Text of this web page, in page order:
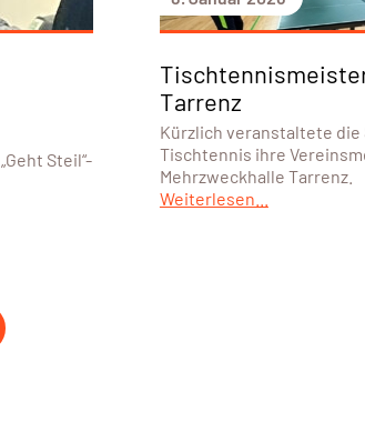
Steil“-
Tarrenz
Kürzlich veranstaltete die
Tischtennis ihre
Mehrzweckhalle Tarrenz.
Weiterlesen...